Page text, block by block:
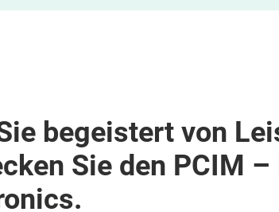
begeistert von
Sie den PCIM